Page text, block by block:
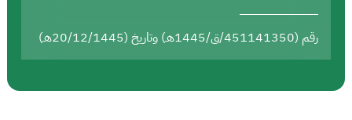
رقم (451141350/ق/1445هـ) وتاريخ (20/12/1445هـ)